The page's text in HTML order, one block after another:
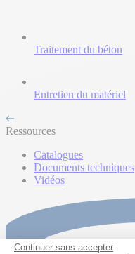
Traitement du béton
Entretien du matériel
Ressources
Catalogues
Documents techniques
Vidéos
Continuer sans accepter